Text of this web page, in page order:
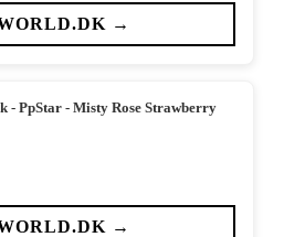
→
- PpStar - Misty Rose Strawberry
→